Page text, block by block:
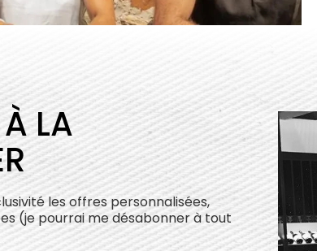
LA
les offres personnalisées,
(je pourrai me désabonner à tout